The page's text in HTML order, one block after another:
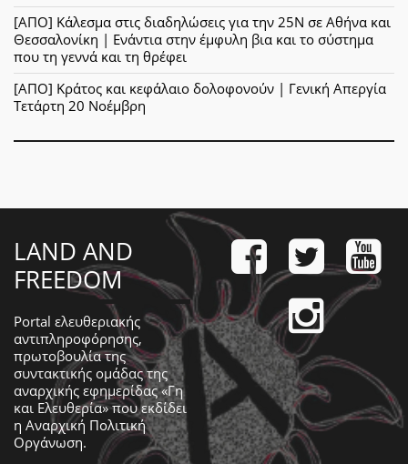
[ΑΠΟ] Κάλεσμα στις διαδηλώσεις για την 25Ν σε Αθήνα και
Θεσσαλονίκη | Ενάντια στην έμφυλη βια και το σύστημα
που τη γεννά και τη θρέφει
[ΑΠΟ] Κράτος και κεφάλαιο δολοφονούν | Γενική Απεργία
Τετάρτη 20 Νοέμβρη
LAND AND
FREEDOM
Portal ελευθεριακής
αντιπληροφόρησης,
πρωτοβουλία της
συντακτικής ομάδας της
αναρχικής εφημερίδας «Γη
και Ελευθερία» που εκδίδει
η Αναρχική Πολιτική
Οργάνωση.